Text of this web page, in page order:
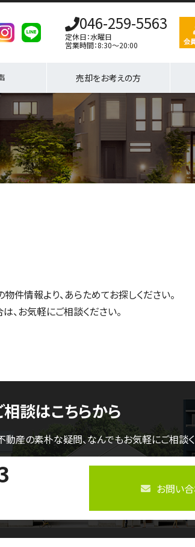
046-259-5563
定休日：水曜日
営業時間：8:30～20:00
売却をお考えの方
件情報より、あらためてお探しください。
お気軽にご相談ください。
相談はこちらから
動産の素朴な疑問、なんでもお気軽にご相談
お問い